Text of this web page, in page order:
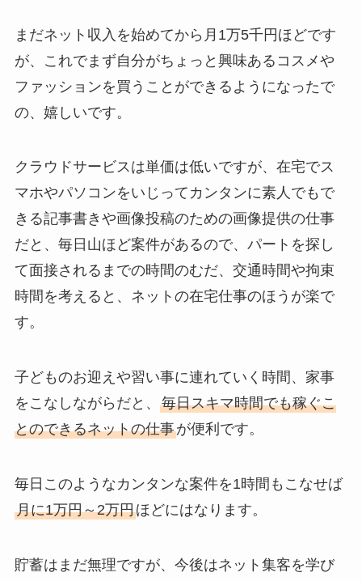
まだネット収入を始めてから月1万5千円ほどです
が、これでまず自分がちょっと興味あるコスメや
ファッションを買うことができるようになったで
の、嬉しいです。
クラウドサービスは単価は低いですが、在宅でス
マホやパソコンをいじってカンタンに素人でもで
きる記事書きや画像投稿のための画像提供の仕事
だと、毎日山ほど案件があるので、パートを探し
て面接されるまでの時間のむだ、交通時間や拘束
時間を考えると、ネットの在宅仕事のほうが楽で
す。
子どものお迎えや習い事に連れていく時間、家事
をこなしながらだと、 毎日スキマ時間でも稼ぐこ
とのできるネットの仕事が便利です。
毎日このようなカンタンな案件を1時間もこなせば
月に1万円～2万円ほどにはなります。
貯蓄はまだ無理ですが、今後はネット集客を学び